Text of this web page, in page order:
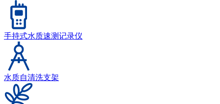
手持式水质速测记录仪
水质自清洗支架